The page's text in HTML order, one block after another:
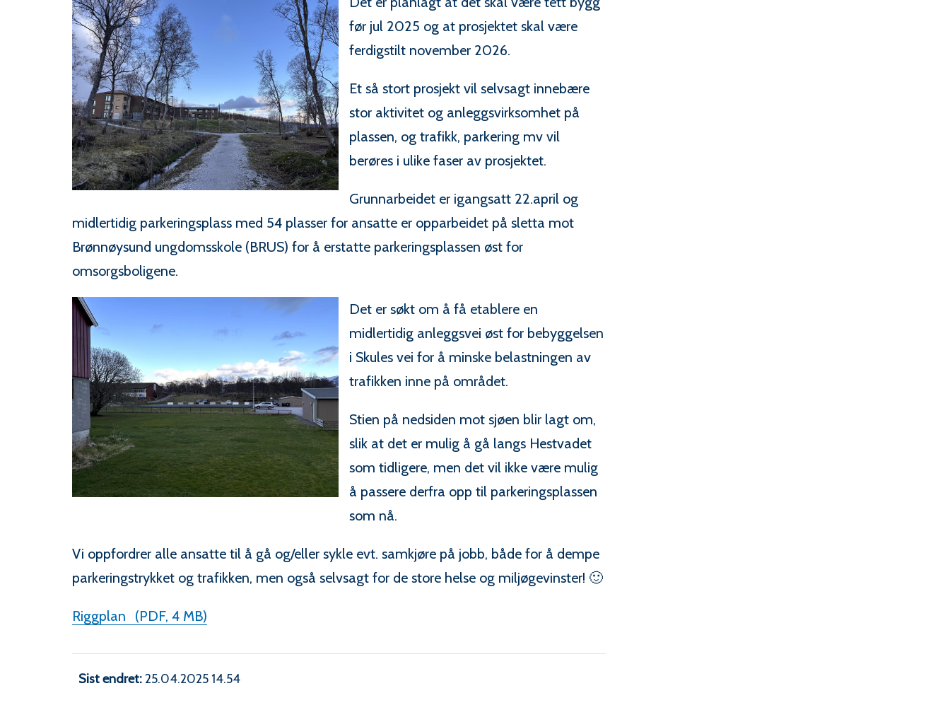
før jul 2025 og at prosjektet skal være
ferdigstilt november 2026.
Et så stort prosjekt vil selvsagt innebære
stor aktivitet og anleggsvirksomhet på
plassen, og trafikk, parkering mv vil
berøres i ulike faser av prosjektet.
Grunnarbeidet er igangsatt 22.april og
midlertidig parkeringsplass med 54 plasser for ansatte er opparbeidet på sletta mot
Brønnøysund ungdomsskole (BRUS) for å erstatte parkeringsplassen øst for
omsorgsboligene.
Det er søkt om å få etablere en
midlertidig anleggsvei øst for bebyggelsen
i Skules vei for å minske belastningen av
trafikken inne på området.
Stien på nedsiden mot sjøen blir lagt om,
slik at det er mulig å gå langs Hestvadet
som tidligere, men det vil ikke være mulig
å passere derfra opp til parkeringsplassen
som nå.
Vi oppfordrer alle ansatte til å gå og/eller sykle evt. samkjøre på jobb, både for å dempe
parkeringstrykket og trafikken, men også selvsagt for de store helse og miljøgevinster! 🙂
Riggplan (PDF, 4 MB)
Sist endret 25.04.2025 14.54